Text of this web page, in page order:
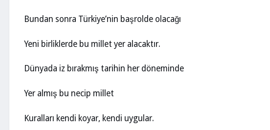
Bundan sonra Türkiye’nin başrolde olacağı
Yeni birliklerde bu millet yer alacaktır.
Dünyada iz bırakmış tarihin her döneminde
Yer almış bu necip millet
Kuralları kendi koyar, kendi uygular.